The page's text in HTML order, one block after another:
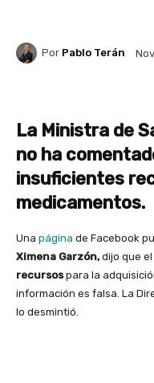
Por Pablo Terán
La Ministra de
no ha
insuficientes
medicamentos.
Una página de Facebook
Ximena Garzón,dijo que el
recursospara la
información es falsa. La
lo desmintió.